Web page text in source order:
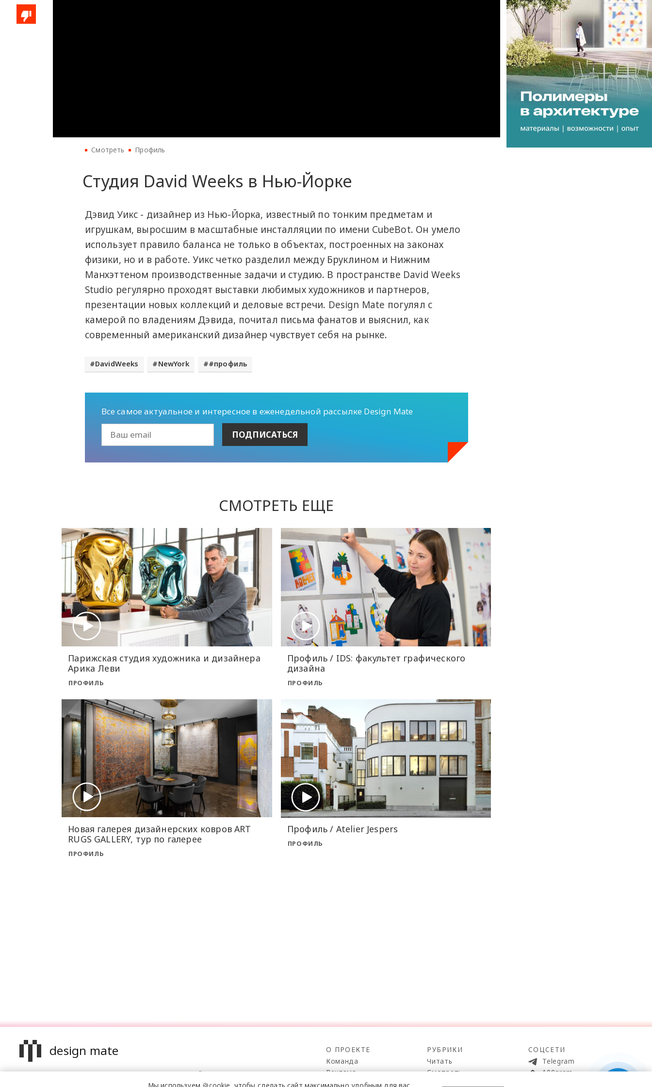
Смотреть Профиль
Студия David Weeks в Нью-Йорке
Дэвид Уикс - дизайнер из Нью-Йорка, известный по тонким предметам и
игрушкам, выросшим в масштабные инсталляции по имени CubeBot. Он умело
использует правило баланса не только в объектах, построенных на законах
физики, но и в работе. Уикс четко разделил между Бруклином и Нижним
Манхэттеном производственные задачи и студию. В пространстве David Weeks
Studio регулярно проходят выставки любимых художников и партнеров,
презентации новых коллекций и деловые встречи. Design Mate погулял с
камерой по владениям Дэвида, почитал письма фанатов и выяснил, как
современный американский дизайнер чувствует себя на рынке.
DavidWeeks NewYork #профиль
Все самое актуальное и интересное в еженедельной рассылке Design Mate
СМОТРЕТЬ ЕЩЕ
Парижская студия художника и дизайнера
Арика Леви
ПРОФИЛЬ
Профиль / IDS: факультет графического
дизайна
ПРОФИЛЬ
Новая галерея дизайнерских ковров ART
RUGS GALLERY, тур по галерее
ПРОФИЛЬ
Профиль / Atelier Jespers
ПРОФИЛЬ
design mate
Design Mate - независимое интернет издание о дизайне во всех его
проявлениях. Создаем авторский контент для дизайнеров,
О ПРОЕКТЕ
Команда
Реклама
Mediakit
РУБРИКИ
Читать
Смотреть
СОЦСЕТИ
Telegram
100gram